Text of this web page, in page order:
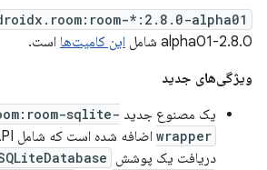
*:2.8.0-alpha01
2.8.0-alpha01 شامل
این کامیت‌ها است.
ویژگی‌های جدید
یک مصنوع جدید sqlite-
wrapper
دریافت یک پوشش